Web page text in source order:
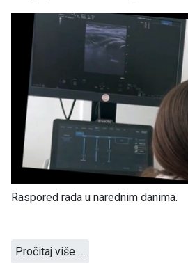
Raspored rada u narednim danima.
Pročitaj više …